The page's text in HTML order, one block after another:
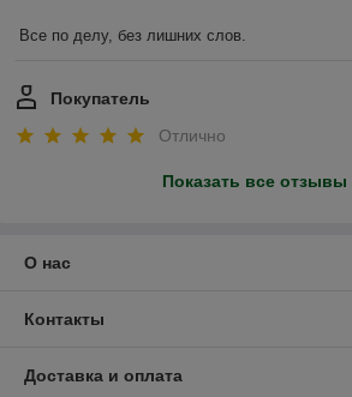
Все по делу, без лишних слов.
Покупатель
Отлично
Показать все отзывы
О нас
Контакты
Доставка и оплата